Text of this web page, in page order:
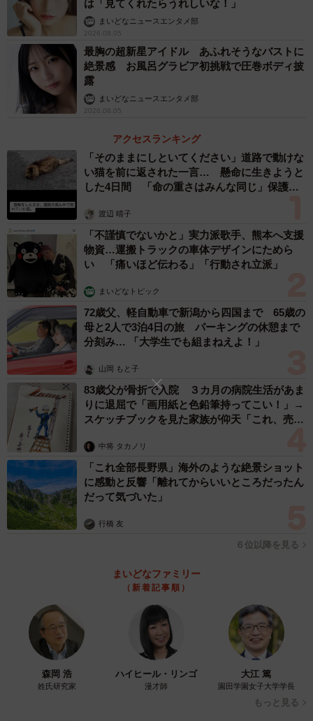
は「見てくれたらうれしいな！」
まいどなニュースエンタメ部
2026.08.05
最胸の超新星アイドル あふれそうなバストに
絶景感 お風呂グラビア初挑戦で圧巻ボディ披
露
まいどなニュースエンタメ部
2026.08.05
アクセスランキング
「そのままにしといてください」道路で動けな
い猫を前に返された一言… 懸命に生きようと
した4日間 「命の重さはみんな同じ」保護団
渡辺 晴子
「不謹慎でないかと」実力派歌手、熊本へ支援
物資…運搬トラックの車体デザインにためら
い 「痛いほど伝わる」「行動され立派」
まいどなトピック
72歳父、軽自動車で新潟から四国まで 65歳の
母と2人で3泊4日の旅 パーキングの休憩まで
分刻み… 「大学生でも組まねえよ！」
山岡 もと子
83歳父が骨折で入院 ３カ月の病院生活があま
りに退屈で「画用紙と色鉛筆持ってこい！」→
スケッチブックを見た家族が仰天「これ、売れ
中将 タカノリ
「これ全部長野県」海外のような絶景ショット
に感動と反響「離れてからいいところだったん
だって気づいた」
行橋 友
６位以降を見る
まいどなファミリー
（新着記事順）
森岡 浩
姓氏研究家
ハイヒール・リンゴ
漫才師
大江 篤
園田学園女子大学学長
もっと見る